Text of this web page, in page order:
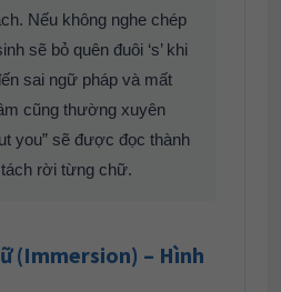
Nếu không nghe chép
sẽ bỏ quên đuôi ‘s’ khi
sai ngữ pháp và mất
cũng thường xuyên
you” sẽ được đọc thành
rời từng chữ.
(Immersion) – Hình